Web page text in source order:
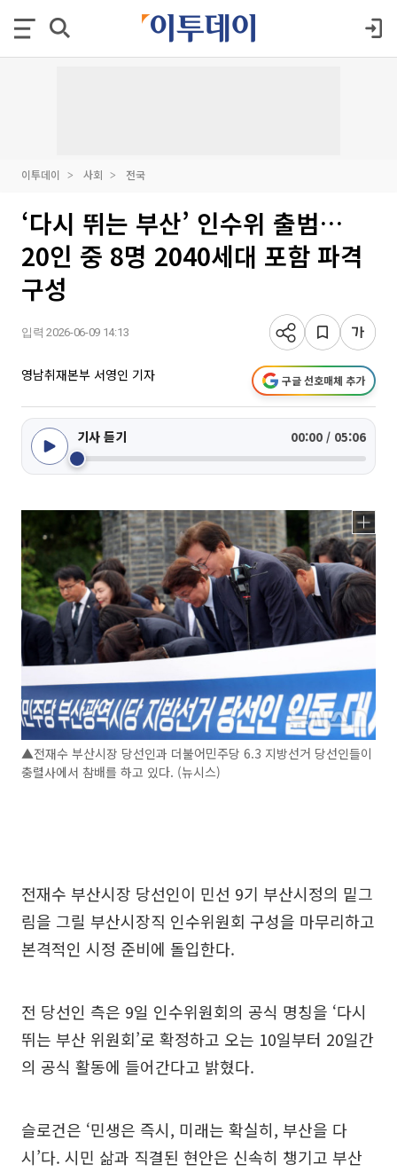
이투데이 사회 전국
‘다시 뛰는 부산’ 인수위 출범…
20인 중 8명 2040세대 포함 파격
구성
입력 2026-06-09 14:13
영남취재본부 서영인 기자 구글 선호매체 추가
기사 듣기 00:00 / 05:06
▲전재수 부산시장 당선인과 더불어민주당 6.3 지방선거 당선인들이
충렬사에서 참배를 하고 있다. (뉴시스)
전재수 부산시장 당선인이 민선 9기 부산시정의 밑그
림을 그릴 부산시장직 인수위원회 구성을 마무리하고
본격적인 시정 준비에 돌입한다.
전 당선인 측은 9일 인수위원회의 공식 명칭을 ‘다시
뛰는 부산 위원회’로 확정하고 오는 10일부터 20일간
의 공식 활동에 들어간다고 밝혔다.
슬로건은 ‘민생은 즉시, 미래는 확실히, 부산을 다
시’다. 시민 삶과 직결된 현안은 신속히 챙기고 부산